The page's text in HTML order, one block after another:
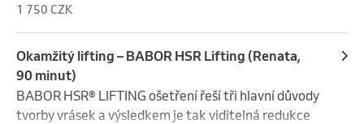
1 750 CZK
Okamžitý lifting – BABOR HSR Lifting (Renata,
90 minut)
BABOR HSR® LIFTING ošetření řeší tři hlavní důvody
tvorby vrásek a výsledkem je tak viditelná redukce